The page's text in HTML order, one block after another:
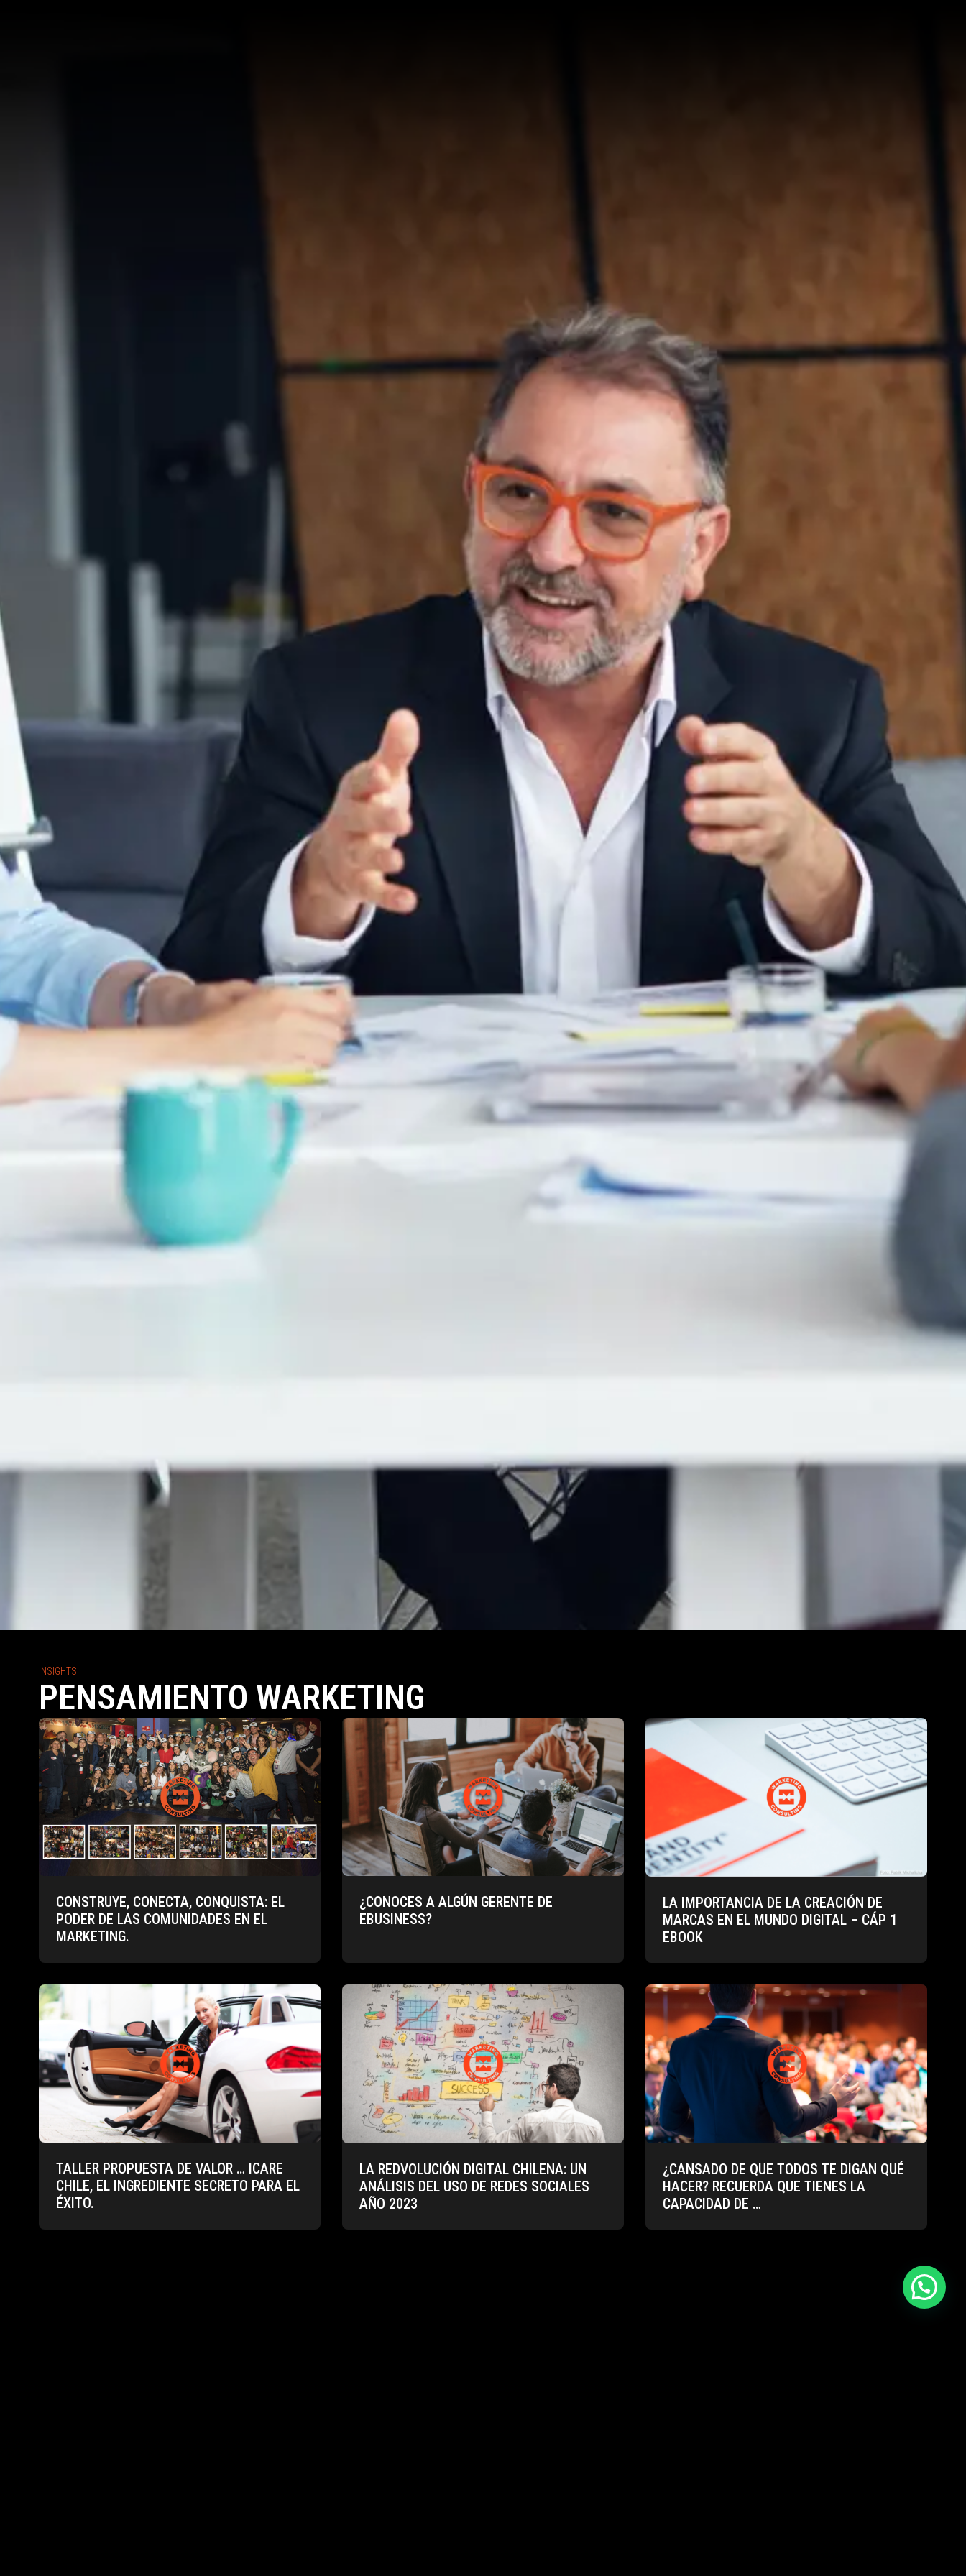
INSIGHTS
PENSAMIENTO WARKETING
CONSTRUYE, CONECTA, CONQUISTA: EL
PODER DE LAS COMUNIDADES EN EL
MARKETING.
¿CONOCES A ALGÚN GERENTE DE
EBUSINESS?
LA IMPORTANCIA DE LA CREACIÓN DE
MARCAS EN EL MUNDO DIGITAL – CÁP 1
EBOOK
TALLER PROPUESTA DE VALOR … ICARE
CHILE, EL INGREDIENTE SECRETO PARA EL
ÉXITO.
LA REDVOLUCIÓN DIGITAL CHILENA: UN
ANÁLISIS DEL USO DE REDES SOCIALES
AÑO 2023
¿CANSADO DE QUE TODOS TE DIGAN QUÉ
HACER? RECUERDA QUE TIENES LA
CAPACIDAD DE …